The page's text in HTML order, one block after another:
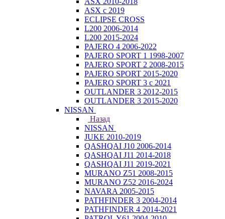
ASX с 2019
ECLIPSE CROSS
L200 2006-2014
L200 2015-2024
PAJERO 4 2006-2022
PAJERO SPORT 1 1998-2007
PAJERO SPORT 2 2008-2015
PAJERO SPORT 2015-2020
PAJERO SPORT 3 с 2021
OUTLANDER 3 2012-2015
OUTLANDER 3 2015-2020
NISSAN
Назад
NISSAN
JUKE 2010-2019
QASHQAI J10 2006-2014
QASHQAI J11 2014-2018
QASHQAI J11 2019-2021
MURANO Z51 2008-2015
MURANO Z52 2016-2024
NAVARA 2005-2015
PATHFINDER 3 2004-2014
PATHFINDER 4 2014-2021